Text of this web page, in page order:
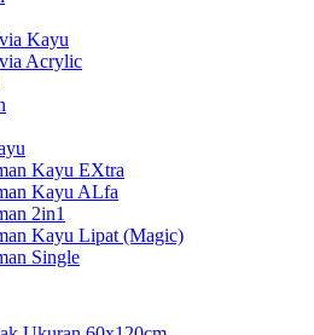
Kayu
Acrylic
Kayu EXtra
Kayu ALfa
2in1
Kayu Lipat (Magic)
Single